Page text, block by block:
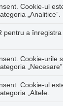
Cookie-ul
„Analitice”.
a
Cookie-urile
„Necesare”.
Cookie-ul
„Altele.